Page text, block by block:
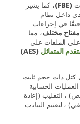
(FBE)
، كما يشير
داخل نظام
في إجراءات
مفتاح مختلف، مما
على الملفات على
المتماثل (AES)
كتل ذات حجم ثابت
الحسابية
، التقليب (إعادة
، لتعتيم البيانات